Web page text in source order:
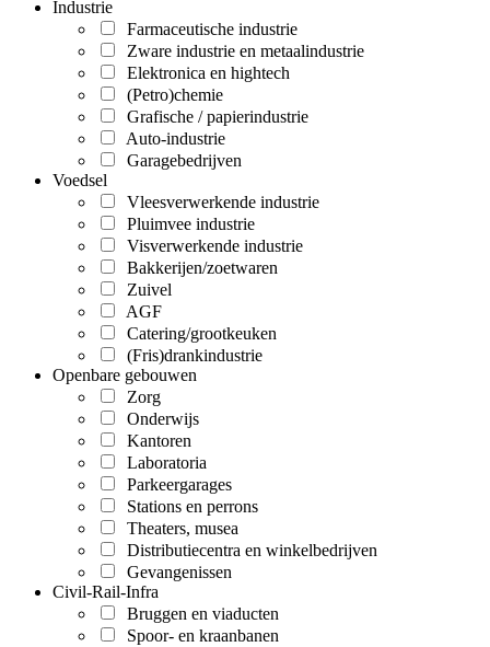
Industrie
Farmaceutische industrie
Zware industrie en metaalindustrie
Elektronica en hightech
(Petro)chemie
Grafische / papierindustrie
Auto-industrie
Garagebedrijven
Voedsel
Vleesverwerkende industrie
Pluimvee industrie
Visverwerkende industrie
Bakkerijen/zoetwaren
Zuivel
AGF
Catering/grootkeuken
(Fris)drankindustrie
Openbare gebouwen
Zorg
Onderwijs
Kantoren
Laboratoria
Parkeergarages
Stations en perrons
Theaters, musea
Distributiecentra en winkelbedrijven
Gevangenissen
Civil-Rail-Infra
Bruggen en viaducten
Spoor- en kraanbanen